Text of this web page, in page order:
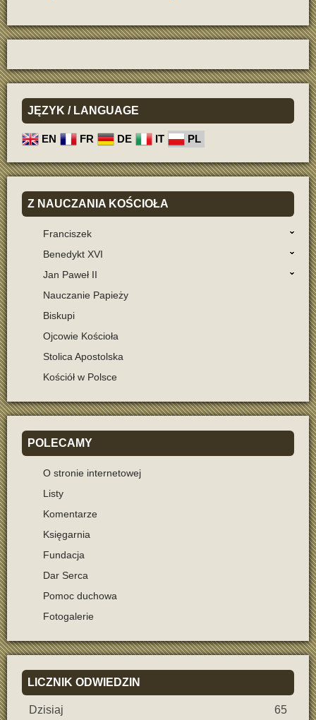
JĘZYK / LANGUAGE
EN FR DE IT PL
Z NAUCZANIA KOŚCIOŁA
Franciszek
Benedykt XVI
Jan Paweł II
Nauczanie Papieży
Biskupi
Ojcowie Kościoła
Stolica Apostolska
Kościół w Polsce
POLECAMY
O stronie internetowej
Listy
Komentarze
Księgarnia
Fundacja
Dar Serca
Pomoc duchowa
Fotogalerie
LICZNIK ODWIEDZIN
Dzisiaj 65